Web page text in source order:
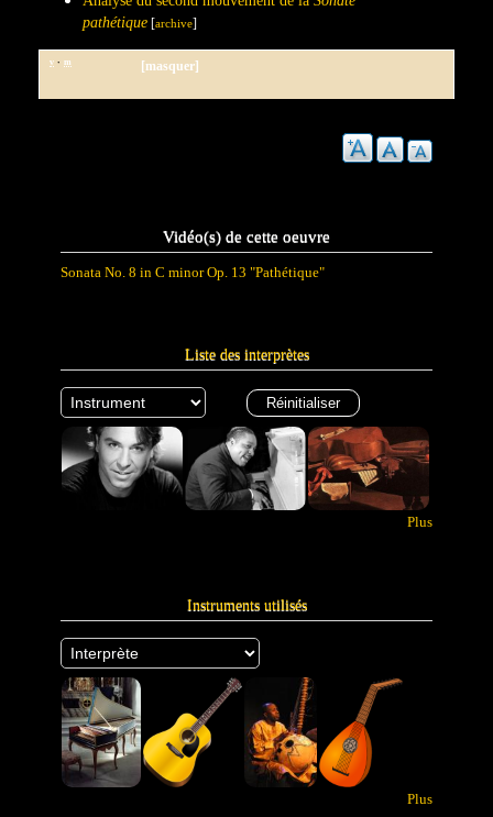
pathétique [archive]
[masquer]
v · m
Vidéo(s) de cette oeuvre
Sonata No. 8 in C minor Op. 13 "Pathétique"
Liste des interprètes
Plus
Instruments utilisés
Plus